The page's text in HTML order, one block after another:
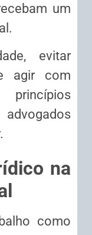
um
evitar
agir com
na
como